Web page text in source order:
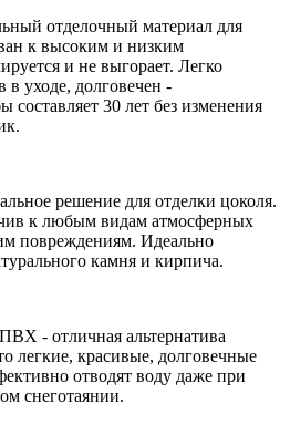
отделочный материал для
к высоким и низким
и не выгорает. Легко
в уходе, долговечен -
30 лет без изменения
решение для отделки цоколя.
к любым видам атмосферных
повреждениям. Идеально
камня и кирпича.
- отличная альтернатива
легкие, красивые, долговечные
отводят воду даже при
снеготаянии.